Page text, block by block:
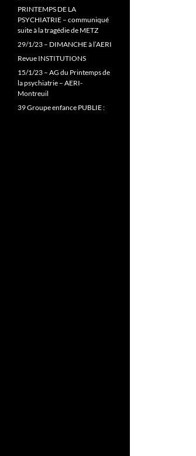
PRINTEMPS DE LA
PSYCHIATRIE – communiqué
suite à la tragédie de METZ
29/1/23 – DIMANCHE à l’AERI
Revue INSTITUTIONS
15/1/23 – AG du Printemps de
la psychiatrie – AERI-
Montreuil
39 Groupe enfance PUBLIE :